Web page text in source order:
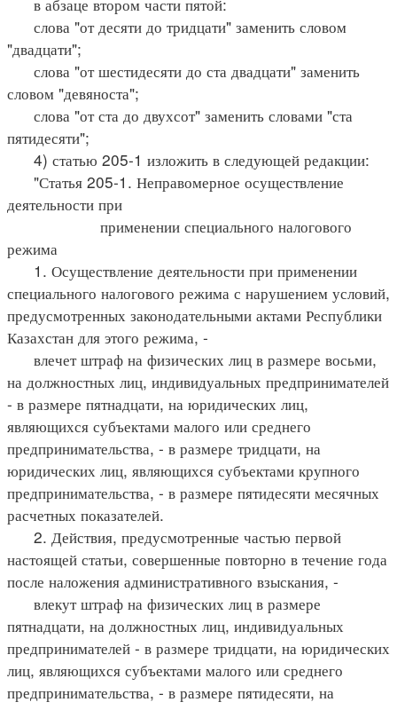
слова "от десяти до тридцати" заменить словом
"двадцати";
слова "от шестидесяти до ста двадцати" заменить
словом "девяноста";
слова "от ста до двухсот" заменить словами "ста
пятидесяти";
4) статью 205-1 изложить в следующей редакции:
"Статья 205-1. Неправомерное осуществление
деятельности при
применении специального налогового
режима
1. Осуществление деятельности при применении
специального налогового режима с нарушением условий,
предусмотренных законодательными актами Республики
Казахстан для этого режима, -
влечет штраф на физических лиц в размере восьми,
на должностных лиц, индивидуальных предпринимателей
- в размере пятнадцати, на юридических лиц,
являющихся субъектами малого или среднего
предпринимательства, - в размере тридцати, на
юридических лиц, являющихся субъектами крупного
предпринимательства, - в размере пятидесяти месячных
расчетных показателей.
2. Действия, предусмотренные частью первой
настоящей статьи, совершенные повторно в течение года
после наложения административного взыскания, -
влекут штраф на физических лиц в размере
пятнадцати, на должностных лиц, индивидуальных
предпринимателей - в размере тридцати, на юридических
лиц, являющихся субъектами малого или среднего
предпринимательства, - в размере пятидесяти, на